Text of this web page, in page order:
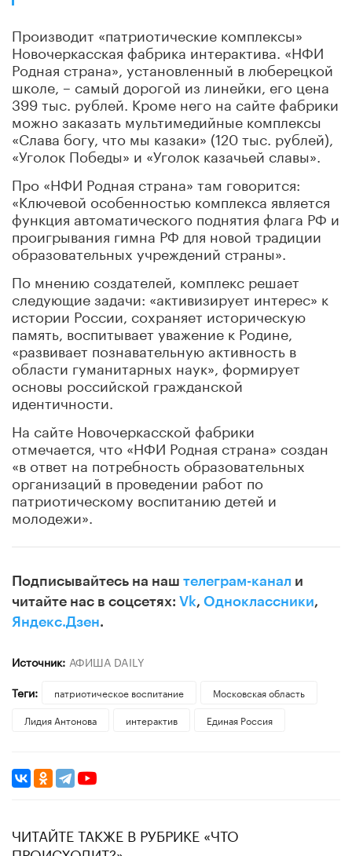
Производит «патриотические комплексы»
Новочеркасская фабрика интерактива. «НФИ
Родная страна», установленный в люберецкой
школе, – самый дорогой из линейки, его цена
399 тыс. рублей. Кроме него на сайте фабрики
можно заказать мультимедийные комплексы
«Слава богу, что мы казаки» (120 тыс. рублей),
«Уголок Победы» и «Уголок казачьей славы».
Про «НФИ Родная страна» там говорится:
«Ключевой особенностью комплекса является
функция автоматического поднятия флага РФ и
проигрывания гимна РФ для новой традиции
образовательных учреждений страны».
По мнению создателей, комплекс решает
следующие задачи: «активизирует интерес» к
истории России, сохраняет историческую
память, воспитывает уважение к Родине,
«развивает познавательную активность в
области гуманитарных наук», формирует
основы российской гражданской
идентичности.
На сайте Новочеркасской фабрики
отмечается, что «НФИ Родная страна» создан
«в ответ на потребность образовательных
организаций в проведении работ по
патриотическому воспитанию детей и
молодежи».
Подписывайтесь на наш телеграм-канал и
читайте нас в соцсетях: Vk, Одноклассники,
Яндекс.Дзен.
Источник: АФИША DAILY
Теги:
патриотическое воспитание
Московская область
Лидия Антонова
интерактив Единая Россия
ЧИТАЙТЕ ТАКЖЕ В РУБРИКЕ «ЧТО